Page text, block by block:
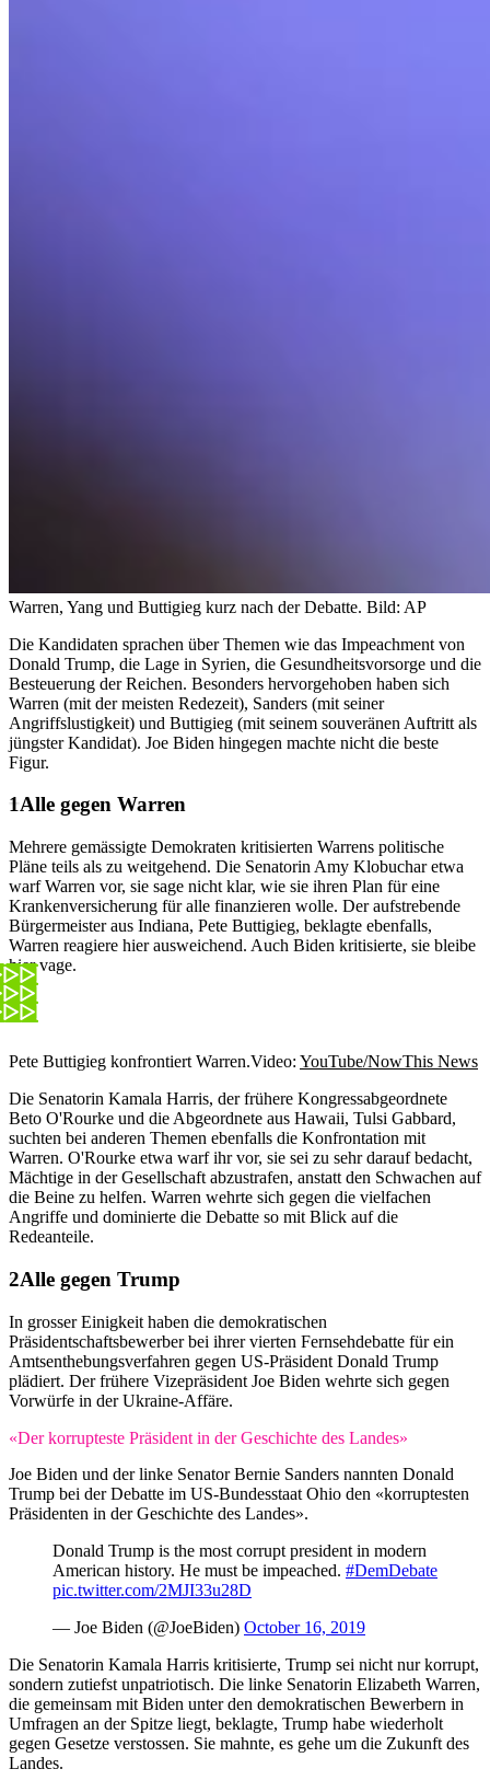
Warren, Yang und Buttigieg kurz nach der Debatte. Bild: AP
Die Kandidaten sprachen über Themen wie das Impeachment von
Donald Trump, die Lage in Syrien, die Gesundheitsvorsorge und die
Besteuerung der Reichen. Besonders hervorgehoben haben sich
Warren (mit der meisten Redezeit), Sanders (mit seiner
Angriffslustigkeit) und Buttigieg (mit seinem souveränen Auftritt als
jüngster Kandidat). Joe Biden hingegen machte nicht die beste
Figur.
Alle gegen Warren
Mehrere gemässigte Demokraten kritisierten Warrens politische
Pläne teils als zu weitgehend. Die Senatorin Amy Klobuchar etwa
warf Warren vor, sie sage nicht klar, wie sie ihren Plan für eine
Krankenversicherung für alle finanzieren wolle. Der aufstrebende
Bürgermeister aus Indiana, Pete Buttigieg, beklagte ebenfalls,
Warren reagiere hier ausweichend. Auch Biden kritisierte, sie bleibe
hier vage.
Pete Buttigieg konfrontiert Warren.Video: YouTube/NowThis News
Die Senatorin Kamala Harris, der frühere Kongressabgeordnete
Beto O'Rourke und die Abgeordnete aus Hawaii, Tulsi Gabbard,
suchten bei anderen Themen ebenfalls die Konfrontation mit
Warren. O'Rourke etwa warf ihr vor, sie sei zu sehr darauf bedacht,
Mächtige in der Gesellschaft abzustrafen, anstatt den Schwachen auf
die Beine zu helfen. Warren wehrte sich gegen die vielfachen
Angriffe und dominierte die Debatte so mit Blick auf die
Redeanteile.
Alle gegen Trump
In grosser Einigkeit haben die demokratischen
Präsidentschaftsbewerber bei ihrer vierten Fernsehdebatte für ein
Amtsenthebungsverfahren gegen US-Präsident Donald Trump
plädiert. Der frühere Vizepräsident Joe Biden wehrte sich gegen
Vorwürfe in der Ukraine-Affäre.
«Der korrupteste Präsident in der Geschichte des Landes»
Joe Biden und der linke Senator Bernie Sanders nannten Donald
Trump bei der Debatte im US-Bundesstaat Ohio den «korruptesten
Präsidenten in der Geschichte des Landes».
Donald Trump is the most corrupt president in modern
American history. He must be impeached. #DemDebate
pic.twitter.com/2MJI33u28D
— Joe Biden (@JoeBiden) October 16, 2019
Die Senatorin Kamala Harris kritisierte, Trump sei nicht nur korrupt,
sondern zutiefst unpatriotisch. Die linke Senatorin Elizabeth Warren,
die gemeinsam mit Biden unter den demokratischen Bewerbern in
Umfragen an der Spitze liegt, beklagte, Trump habe wiederholt
gegen Gesetze verstossen. Sie mahnte, es gehe um die Zukunft des
Landes.